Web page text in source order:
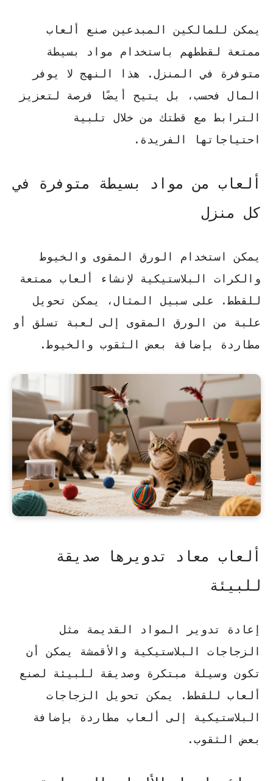
يمكن للمالكين المبدعين صنع ألعاب
ممتعة لقططهم باستخدام مواد بسيطة
متوفرة في المنزل. هذا النهج لا يوفر
المال فحسب، بل يتيح أيضًا فرصة لتعزيز
الترابط مع قطتك من خلال تلبية
احتياجاتها الفريدة.
ألعاب من مواد بسيطة متوفرة في
كل منزل
يمكن استخدام الورق المقوى والخيوط
والكرات البلاستيكية لإنشاء ألعاب ممتعة
للقطط. على سبيل المثال، يمكن تحويل
علبة من الورق المقوى إلى لعبة تسلق أو
مطاردة بإضافة بعض الثقوب والخيوط.
ألعاب معاد تدويرها صديقة
للبيئة
إعادة تدوير المواد القديمة مثل
الزجاجات البلاستيكية والأقمشة يمكن أن
تكون وسيلة مبتكرة وصديقة للبيئة لصنع
ألعاب للقطط. يمكن تحويل الزجاجات
البلاستيكية إلى ألعاب مطاردة بإضافة
بعض الثقوب.